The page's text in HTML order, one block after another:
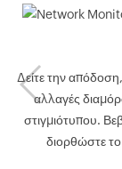
Δείτε την
αλλαγές
στιγμιότυπου.
διορθώστε